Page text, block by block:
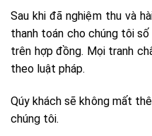
Sau khi đã nghiệm thu và
thanh toán cho chúng tôi
trên hợp đồng. Mọi tranh
theo luật pháp.
Qúy khách sẽ không mất
chúng tôi.